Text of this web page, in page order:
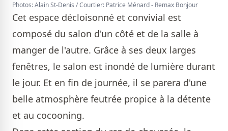
Photos: Alain St-Denis / Courtier: Patrice Ménard - Remax Bonjour
Cet espace décloisonné et convivial est
composé du salon d'un côté et de la salle à
manger de l'autre. Grâce à ses deux larges
fenêtres, le salon est inondé de lumière durant
le jour. Et en fin de journée, il se parera d'une
belle atmosphère feutrée propice à la détente
et au cocooning.